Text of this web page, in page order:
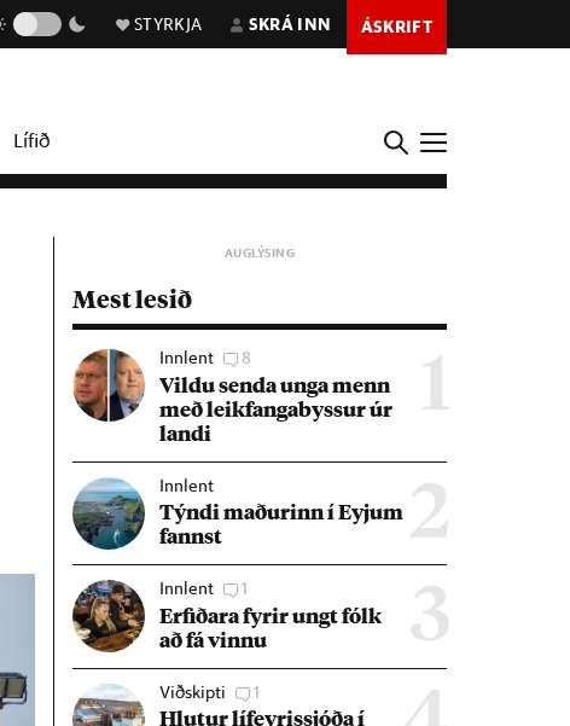
STYRKJA SKRÁ INN ÁSKRIFT
Lífið
Mest lesið
1
Innlent 8
Vildu senda unga menn
með leik­fanga­byss­ur úr
landi
2
Innlent
Týndi mað­ur­inn í Eyj­um
fannst
3
Innlent 1
Erf­ið­ara fyr­ir ungt fólk
að fá vinnu
Viðskipti 1
Hlut­ur líf­eyr­is­sjóða í